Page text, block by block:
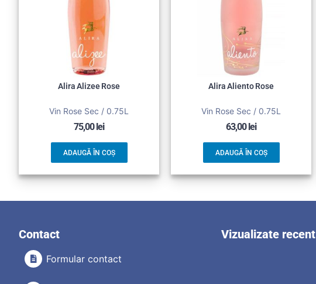
Alira Alizee Rose
Vin Rose Sec / 0.75L
75,00lei
ADAUGĂ ÎN COȘ
Alira Aliento Rose
Vin Rose Sec / 0.75L
63,00lei
ADAUGĂ ÎN COȘ
Contact
Formular contact
Vizualizate recent